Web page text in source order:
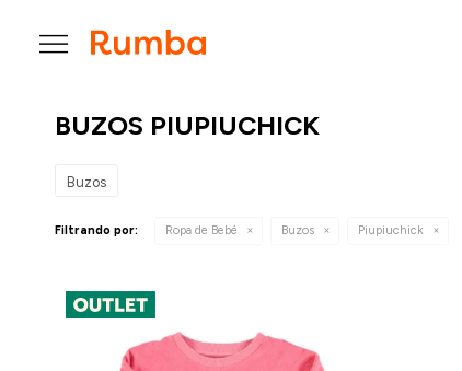

BUZOS PIUPIUCHICK
Buzos
Filtrando por: Ropa de Bebé Buzos Piupiuchick